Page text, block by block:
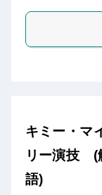
キミー・
リー演技 (
語)